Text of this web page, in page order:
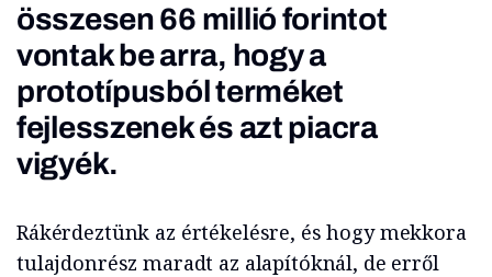
összesen 66 millió forintot
vontak be arra, hogy a
prototípusból terméket
fejlesszenek és azt piacra
vigyék.
Rákérdeztünk az értékelésre, és hogy mekkora
tulajdonrész maradt az alapítóknál, de erről